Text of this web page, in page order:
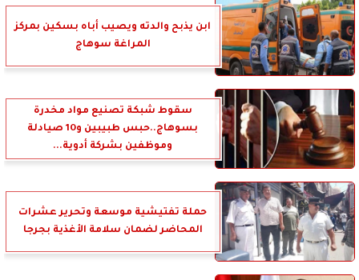
ابن يذبح والدته ويصيب أباه بسكين بمركز
المراغة سوهاج
سقوط شبكة تصنيع مواد مخدرة
بسوهاج..حبس طبيبين و10 صيادلة
وموظفين بشركة أدوية...
حملة تفتيشية موسعة وتحرير عشرات
المحاضر لضمان سلامة الأغذية بجرجا